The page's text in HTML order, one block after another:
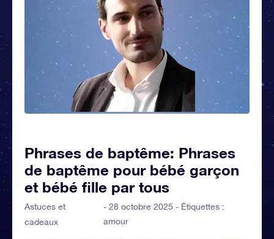
Phrases de baptême: Phrases
de baptême pour bébé garçon
et bébé fille par tous
Astuces et
cadeaux
- 28 octobre 2025 - Étiquettes :
amour